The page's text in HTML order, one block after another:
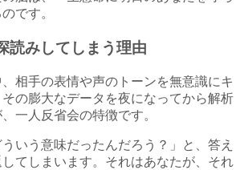
です。
読みしてしまう理由
相手の表情や声のトーンを無意識にキ
の膨大なデータを夜になってから解析
一人反省会の特徴です。
ういう意味だったんだろう？」と、答え
てしまいます。それはあなたが、それ